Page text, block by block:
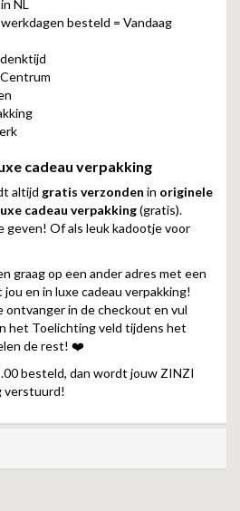
NL
besteld = Vandaag
cadeau verpakking
altijd gratis verzonden in originele
cadeau verpakking(gratis).
geven! Of als leuk kadootje voor
graag op een ander adres met een
en in luxe cadeau verpakking!
ontvanger in de checkout en vul
het Toelichting veld tijdens het
de rest! ❤️
besteld, dan wordt jouw ZINZI
verstuurd!